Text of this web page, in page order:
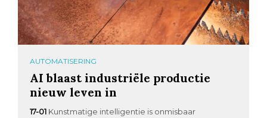
AUTOMATISERING
AI blaast industriële productie
nieuw leven in
17-01 Kunstmatige intelligentie is onmisbaar